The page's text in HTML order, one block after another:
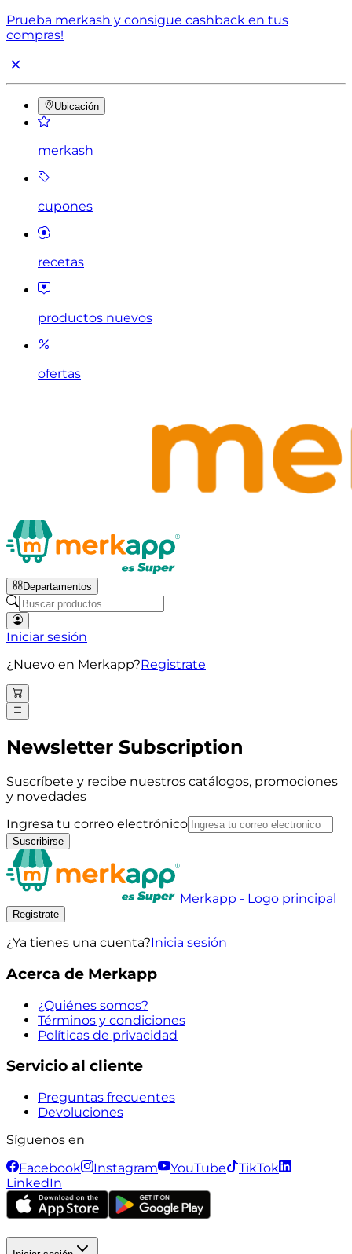
Prueba merkash y consigue cashback en tus
compras!
Ubicación
merkash
cupones
recetas
productos nuevos
ofertas
Departamentos
Iniciar sesión
¿Nuevo en Merkapp?Registrate
Newsletter Subscription
Suscríbete y recibe nuestros catálogos, promociones
y novedades
Ingresa tu correo electrónico
Suscribirse
Merkapp - Logo principal
Registrate
¿Ya tienes una cuenta?Inicia sesión
Acerca de Merkapp
¿Quiénes somos?
Términos y condiciones
Políticas de privacidad
Servicio al cliente
Preguntas frecuentes
Devoluciones
Síguenos en
Facebook
Instagram YouTube
TikTok
LinkedIn